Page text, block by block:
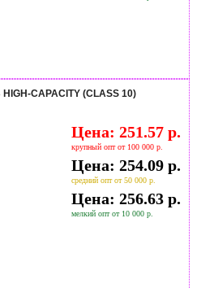
HIGH-CAPACITY (CLASS 10)
Цена: 251.57 р.
крупный опт от 100 000 р.
Цена: 254.09 р.
средний опт от 50 000 р.
Цена: 256.63 р.
мелкий опт от 10 000 р.